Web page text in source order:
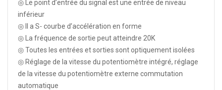
◎ Le point d’entrée du signal est une entrée de niveau
inférieur
◎ Il a S- courbe d’accélération en forme
◎ La fréquence de sortie peut atteindre 20K
◎ Toutes les entrées et sorties sont optiquement isolées
◎ Réglage de la vitesse du potentiomètre intégré, réglage
de la vitesse du potentiomètre externe commutation
automatique